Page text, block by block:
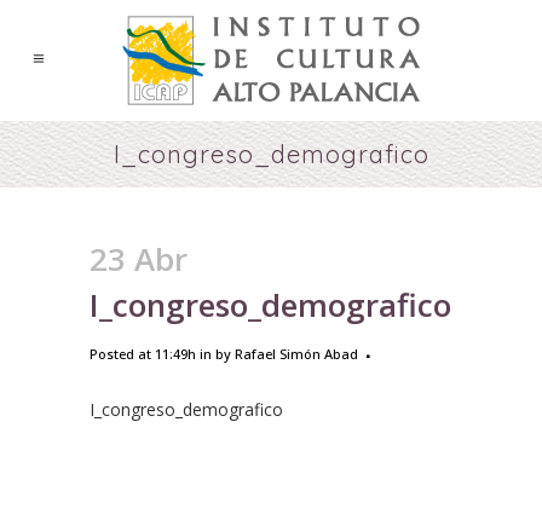
I_congreso_demografico
23 Abr
I_congreso_demografico
Posted at 11:49h in by Rafael Simón Abad
I_congreso_demografico